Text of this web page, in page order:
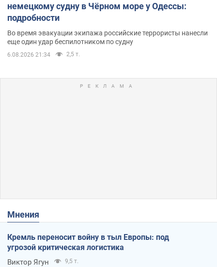
немецкому судну в Чёрном море у Одессы:
подробности
Во время эвакуации экипажа российские террористы нанесли
еще один удар беспилотником по судну
6.08.2026 21:34 2,5 т.
Мнения
Кремль переносит войну в тыл Европы: под
угрозой критическая логистика
Виктор Ягун 9,5 т.